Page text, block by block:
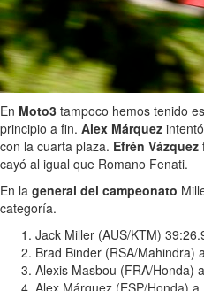
En Moto3 tampoco hemos tenido
principio a fin. Alex Márquez
con la cuarta plaza. Efrén Vázquez
cayó al igual que Romano Fenati.
En la general del campeonato
categoría.
Jack Miller (AUS/KTM)
Brad Binder (RSA/Mahindra)
Alexis Masbou (FRA/Honda)
Alex Márquez (ESP/Honda) a